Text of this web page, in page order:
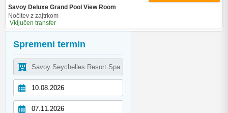
Spremeni termin
Savoy Deluxe Grand Pool View Room
Nočitev z zajtrkom
Vključen transfer